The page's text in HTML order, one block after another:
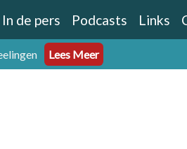
In de pers Podcasts Links
Lees Meer